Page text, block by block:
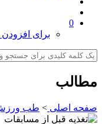
0
برای
مطالب
صفحه اصلی > طب